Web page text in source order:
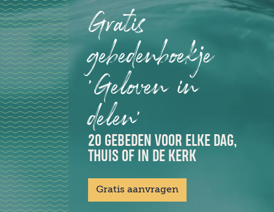
Gratis
gebedenboekje
'Geloven in
delen'
20 GEBEDEN VOOR ELKE DAG,
THUIS OF IN DE KERK
Gratis aanvragen